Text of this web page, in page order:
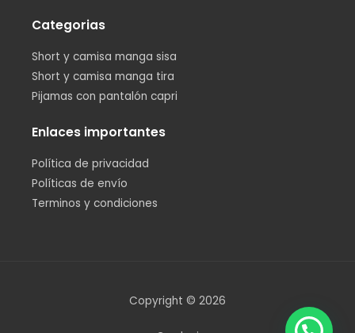
Categorias
Short y camisa manga sisa
Short y camisa manga tira
Pijamas con pantalón capri
Enlaces importantes
Política de privacidad
Políticas de envío
Terminos y condiciones
Copyright © 2026